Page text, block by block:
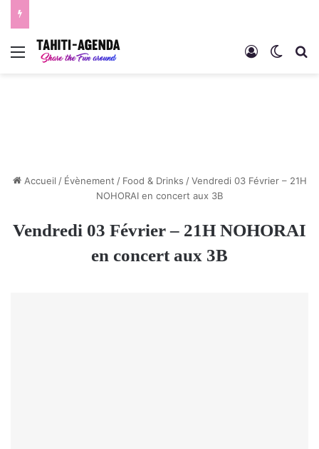
Menu Connexion
Accueil / Évènement / Food & Drinks / Vendredi 03 Février – 21H
NOHORAI en concert aux 3B
Vendredi 03 Février – 21H NOHORAI
en concert aux 3B